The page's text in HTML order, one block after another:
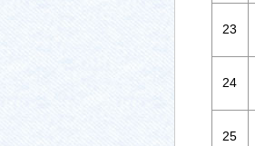
23
24
25